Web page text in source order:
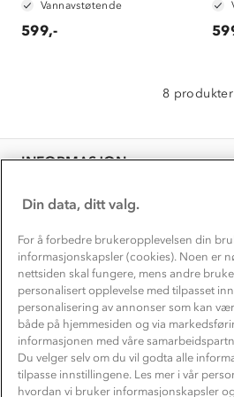
Vannavstøtende
599,-
8 produkter
INFORMASJON
Kundeklubb
Presse
OM OSS
1% til samfunnet
Samarbeide med oss?
TIPS OG RÅD
Gravidklær
Store størrelser
Turmat oppskrifter
Beredskap
AKTIVITETER
Få turinspirasjon og tips her⛰
Overnatte utendørs⛺
Leirskole 🥾
Barnehageansatt
Tips til hyttetur
Din data, ditt valg.
For å forbedre brukeropplevelsen din
informasjonskapsler (cookies). Noen er
nettsiden skal fungere, mens andre
personalisert opplevelse med tilpasset
personalisering av annonser som kan
både på hjemmesiden og via
informasjonen med våre
Du velger selv om du vil godta alle
tilpasse innstillingene. Les mer i vår
hvordan vi bruker informasjonskapsler